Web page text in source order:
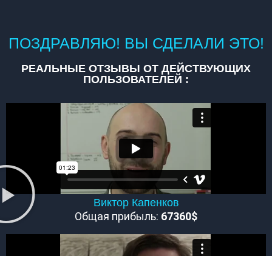
ПОЗДРАВЛЯЮ! ВЫ СДЕЛАЛИ ЭТО!
РЕАЛЬНЫЕ ОТЗЫВЫ ОТ ДЕЙСТВУЮЩИХ
ПОЛЬЗОВАТЕЛЕЙ :
Виктор Капенков
Общая прибыль: 67360$